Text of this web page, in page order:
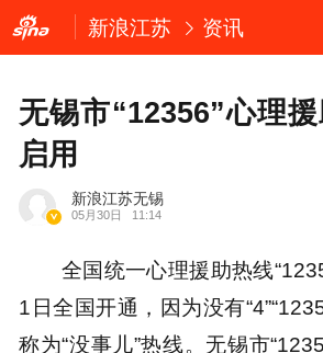
新浪江苏 资讯
无锡市“12356”心理
启用
新浪江苏无锡
05月30日 11:14
全国统一心理援助热线
1日全国开通，因为没有
称为“没事儿”热线。无锡市